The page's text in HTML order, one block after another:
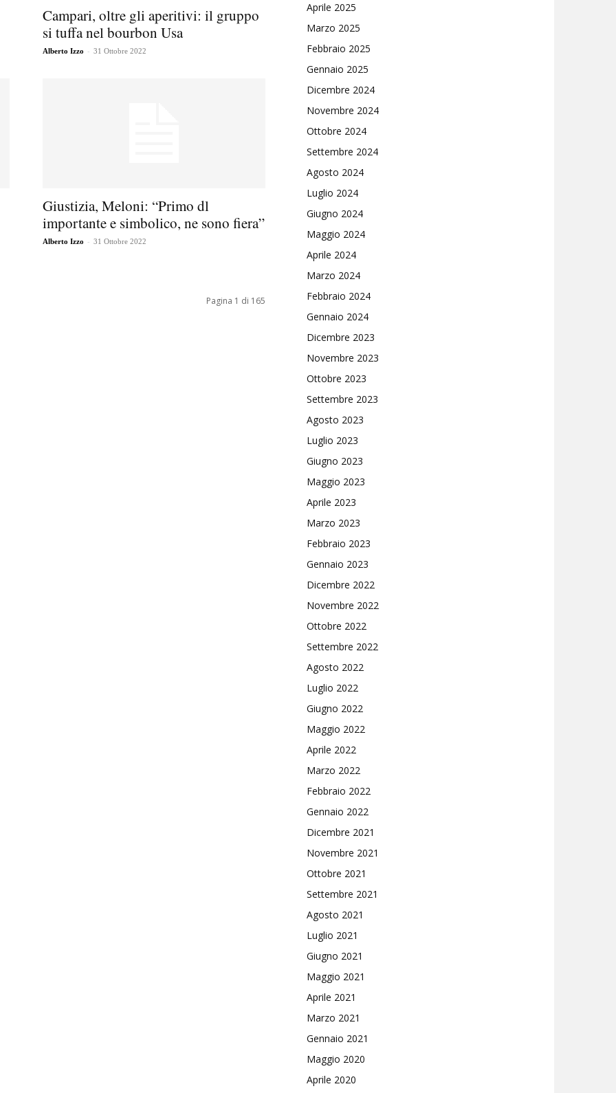
Campari, oltre gli aperitivi: il gruppo
si tuffa nel bourbon Usa
Alberto Izzo - 31 Ottobre 2022
Giustizia, Meloni: “Primo dl
importante e simbolico, ne sono fiera”
Alberto Izzo - 31 Ottobre 2022
Pagina 1 di 165
Aprile 2025
Marzo 2025
Febbraio 2025
Gennaio 2025
Dicembre 2024
Novembre 2024
Ottobre 2024
Settembre 2024
Agosto 2024
Luglio 2024
Giugno 2024
Maggio 2024
Aprile 2024
Marzo 2024
Febbraio 2024
Gennaio 2024
Dicembre 2023
Novembre 2023
Ottobre 2023
Settembre 2023
Agosto 2023
Luglio 2023
Giugno 2023
Maggio 2023
Aprile 2023
Marzo 2023
Febbraio 2023
Gennaio 2023
Dicembre 2022
Novembre 2022
Ottobre 2022
Settembre 2022
Agosto 2022
Luglio 2022
Giugno 2022
Maggio 2022
Aprile 2022
Marzo 2022
Febbraio 2022
Gennaio 2022
Dicembre 2021
Novembre 2021
Ottobre 2021
Settembre 2021
Agosto 2021
Luglio 2021
Giugno 2021
Maggio 2021
Aprile 2021
Marzo 2021
Gennaio 2021
Maggio 2020
Aprile 2020